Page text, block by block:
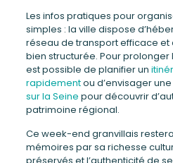
Les infos pratiques pour
simples : la ville dispose
réseau de transport efficace et
bien structurée. Pour prolonger
est possible de planifier un
rapidementou d’envisager une
sur la Seine pour découvrir
patrimoine régional.
Ce week-end granvillais
mémoires par sa richesse